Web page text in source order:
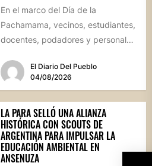
En el marco del Día de la
Pachamama, vecinos, estudiantes,
docentes, podadores y personal
de...
El Diario Del Pueblo
04/08/2026
LA PARA SELLÓ UNA ALIANZA
HISTÓRICA CON SCOUTS DE
ARGENTINA PARA IMPULSAR LA
EDUCACIÓN AMBIENTAL EN
ANSENUZA